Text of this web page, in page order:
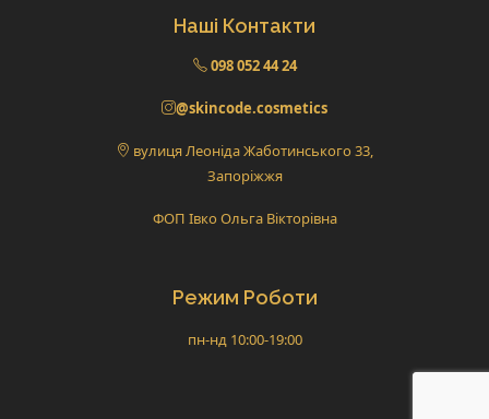
Наші Контакти
098 052 44 24
@skincode.cosmetics
вулиця Леоніда Жаботинського 33,
Запоріжжя
ФОП Івко Ольга Вікторівна
Режим Роботи
пн-нд 10:00-19:00